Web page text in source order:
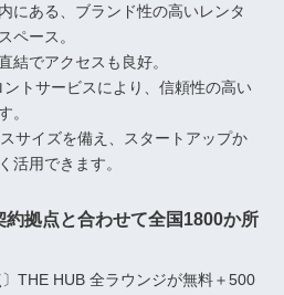
にある、ブランド性の高いレンタ
ペース。
結でアクセスも良好。
トサービスにより、信頼性の高い
。
サイズを備え、スタートアップか
活用できます。
拠点と合わせて全国1800か所
〕THE HUB 全ラウンジが無料＋500